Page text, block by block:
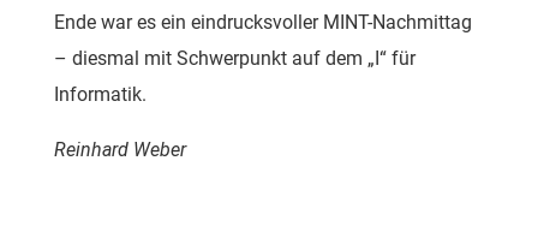
Ende war es ein eindrucksvoller MINT-Nachmittag
– diesmal mit Schwerpunkt auf dem „I“ für
Informatik.
Reinhard Weber